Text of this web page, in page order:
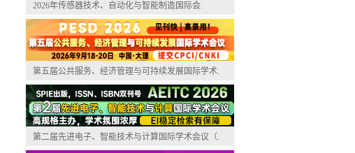
2026年传感器技术、自动化与智能制造国际会.
第五届公共服务、经济管理与可持续发展国际学术.
第二届先进电子、智能技术与计算国际学术会议（.